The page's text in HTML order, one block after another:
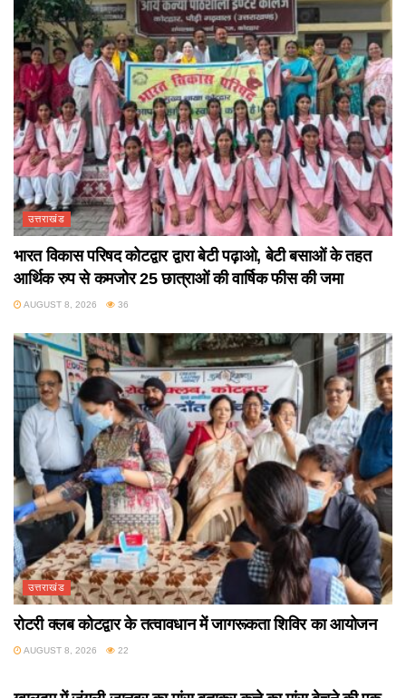
उत्तराखंड
भारत विकास परिषद कोटद्वार द्वारा बेटी पढ़ाओ, बेटी बसाओं के तहत
आर्थिक रुप से कमजोर 25 छात्राओं की वार्षिक फीस की जमा
AUGUST 8, 2026 36
उत्तराखंड
रोटरी क्लब कोटद्वार के तत्वावधान में जागरूकता शिविर का आयोजन
AUGUST 8, 2026 22